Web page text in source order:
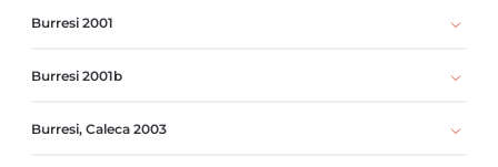
Burresi 2001
Burresi 2001b
Burresi, Caleca 2003